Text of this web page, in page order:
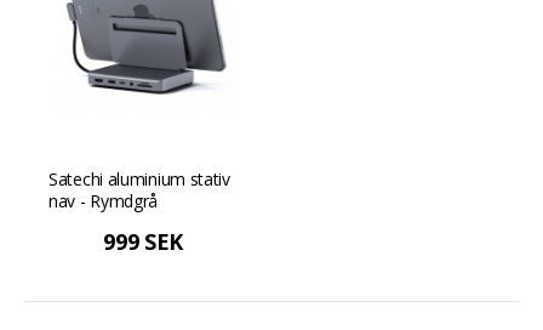
Satechi aluminium stativ
nav - Rymdgrå
999 SEK